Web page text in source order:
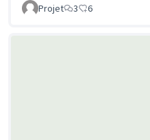
Projet 3 6